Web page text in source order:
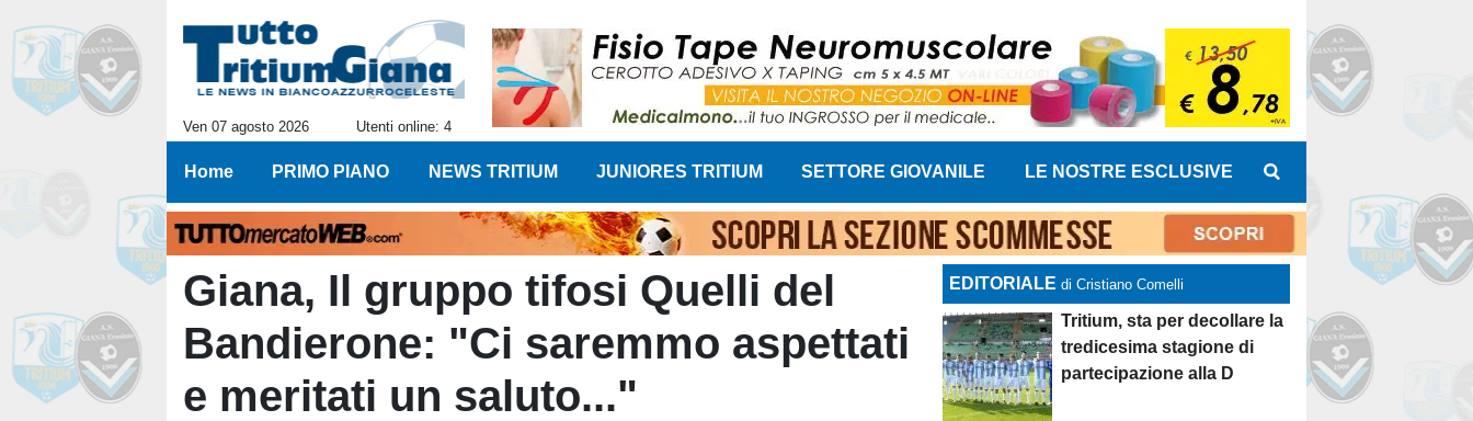
Ven 07 agosto 2026 Utenti online: 4
Home PRIMO PIANO NEWS TRITIUM JUNIORES TRITIUM SETTORE GIOVANILE LE NOSTRE ESCLUSIVE
Giana, Il gruppo tifosi Quelli del
Bandierone: "Ci saremmo aspettati
e meritati un saluto..."
EDITORIALE di Cristiano Comelli
Tritium, sta per decollare la
tredicesima stagione di
partecipazione alla D